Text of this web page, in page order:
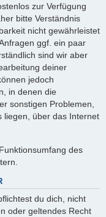
zur Verfügung
bitte Verständnis
nicht gewährleistet
ggf. ein paar
sind wir aber
deiner
jedoch
in denen die
sonstigen Problemen,
liegen, über das Internet
des
du dich, nicht
oder geltendes Recht